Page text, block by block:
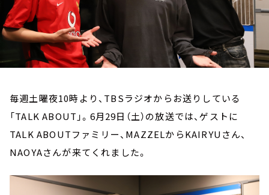
毎週土曜夜10時より、TBSラジオからお送りしている
「TALK ABOUT」。6月29日（土）の放送では、ゲストに
TALK ABOUTファミリー、MAZZELからKAIRYUさん、
NAOYAさんが来てくれました。